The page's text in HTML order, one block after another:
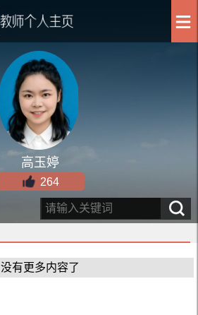
高玉婷
264
没有更多内容了